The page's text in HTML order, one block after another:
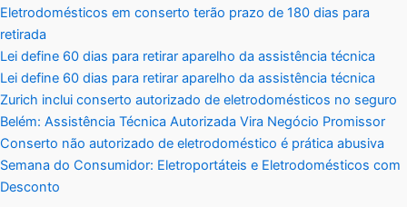
Eletrodomésticos em conserto terão prazo de 180 dias para
retirada
Lei define 60 dias para retirar aparelho da assistência técnica
Lei define 60 dias para retirar aparelho da assistência técnica
Zurich inclui conserto autorizado de eletrodomésticos no seguro
Belém: Assistência Técnica Autorizada Vira Negócio Promissor
Conserto não autorizado de eletrodoméstico é prática abusiva
Semana do Consumidor: Eletroportáteis e Eletrodomésticos com
Desconto